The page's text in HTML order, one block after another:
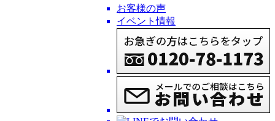
お客様の声
イベント情報